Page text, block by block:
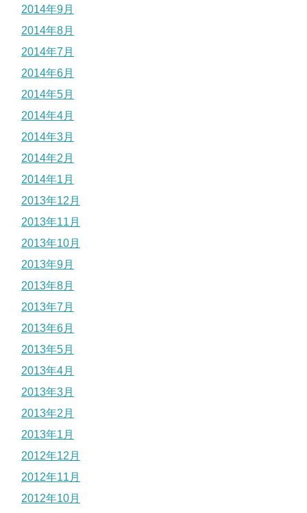
2014年9月
2014年8月
2014年7月
2014年6月
2014年5月
2014年4月
2014年3月
2014年2月
2014年1月
2013年12月
2013年11月
2013年10月
2013年9月
2013年8月
2013年7月
2013年6月
2013年5月
2013年4月
2013年3月
2013年2月
2013年1月
2012年12月
2012年11月
2012年10月